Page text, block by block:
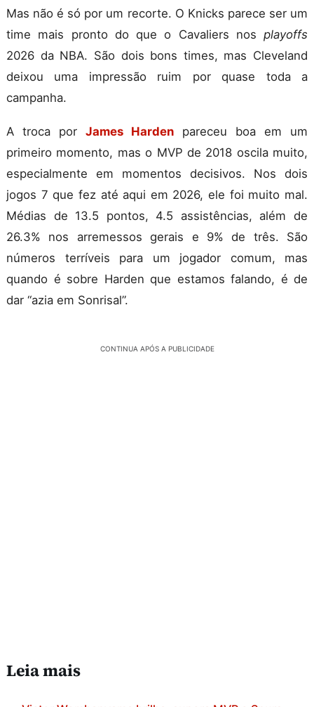
Mas não é só por um recorte. O Knicks parece ser um
time mais pronto do que o Cavaliers nos playoffs
2026 da NBA. São dois bons times, mas Cleveland
deixou uma impressão ruim por quase toda a
campanha.
A troca por James Harden pareceu boa em um
primeiro momento, mas o MVP de 2018 oscila muito,
especialmente em momentos decisivos. Nos dois
jogos 7 que fez até aqui em 2026, ele foi muito mal.
Médias de 13.5 pontos, 4.5 assistências, além de
26.3% nos arremessos gerais e 9% de três. São
números terríveis para um jogador comum, mas
quando é sobre Harden que estamos falando, é de
dar “azia em Sonrisal”.
CONTINUA APÓS A PUBLICIDADE
Leia mais